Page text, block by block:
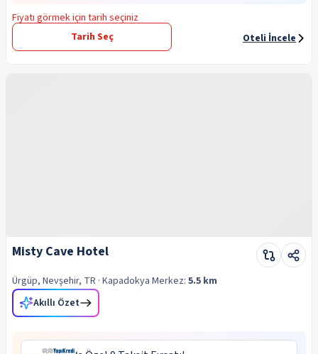
Fiyatı görmek için tarih seçiniz
Tarih Seç
Oteli İncele
Misty Cave Hotel
Ürgüp, Nevşehir, TR · Kapadokya Merkez: 5.5 km
Akıllı Özet